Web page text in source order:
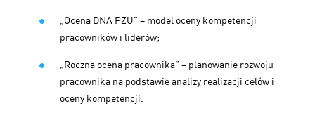
„Ocena DNA PZU” – model oceny kompetencji
pracowników i liderów;
„Roczna ocena pracownika” – planowanie rozwoju
pracownika na podstawie analizy realizacji celów i
oceny kompetencji.